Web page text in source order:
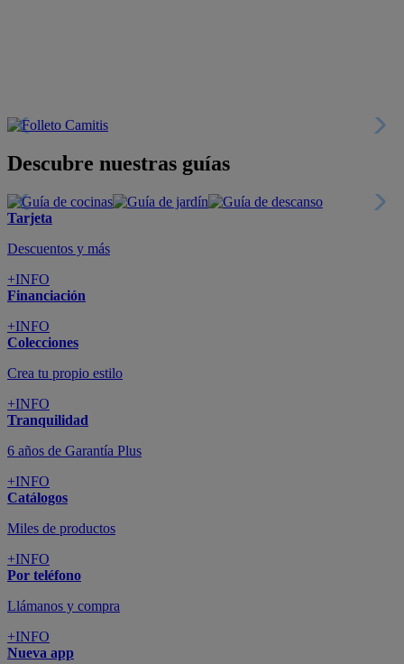
Descubre nuestras guías
Tarjeta
Descuentos y más
+INFO
Financiación
+INFO
Colecciones
Crea tu propio estilo
+INFO
Tranquilidad
6 años de Garantía Plus
+INFO
Catálogos
Miles de productos
+INFO
Por teléfono
Llámanos y compra
+INFO
Nueva app